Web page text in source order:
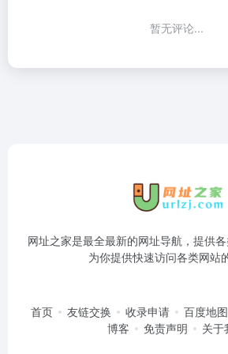
暂无评论...
网址之家是最全最新的网址导航，提供
为你提供快速访问各类网站
首页 友链交换 收录申请 百度地图
博客
免责声明 关于